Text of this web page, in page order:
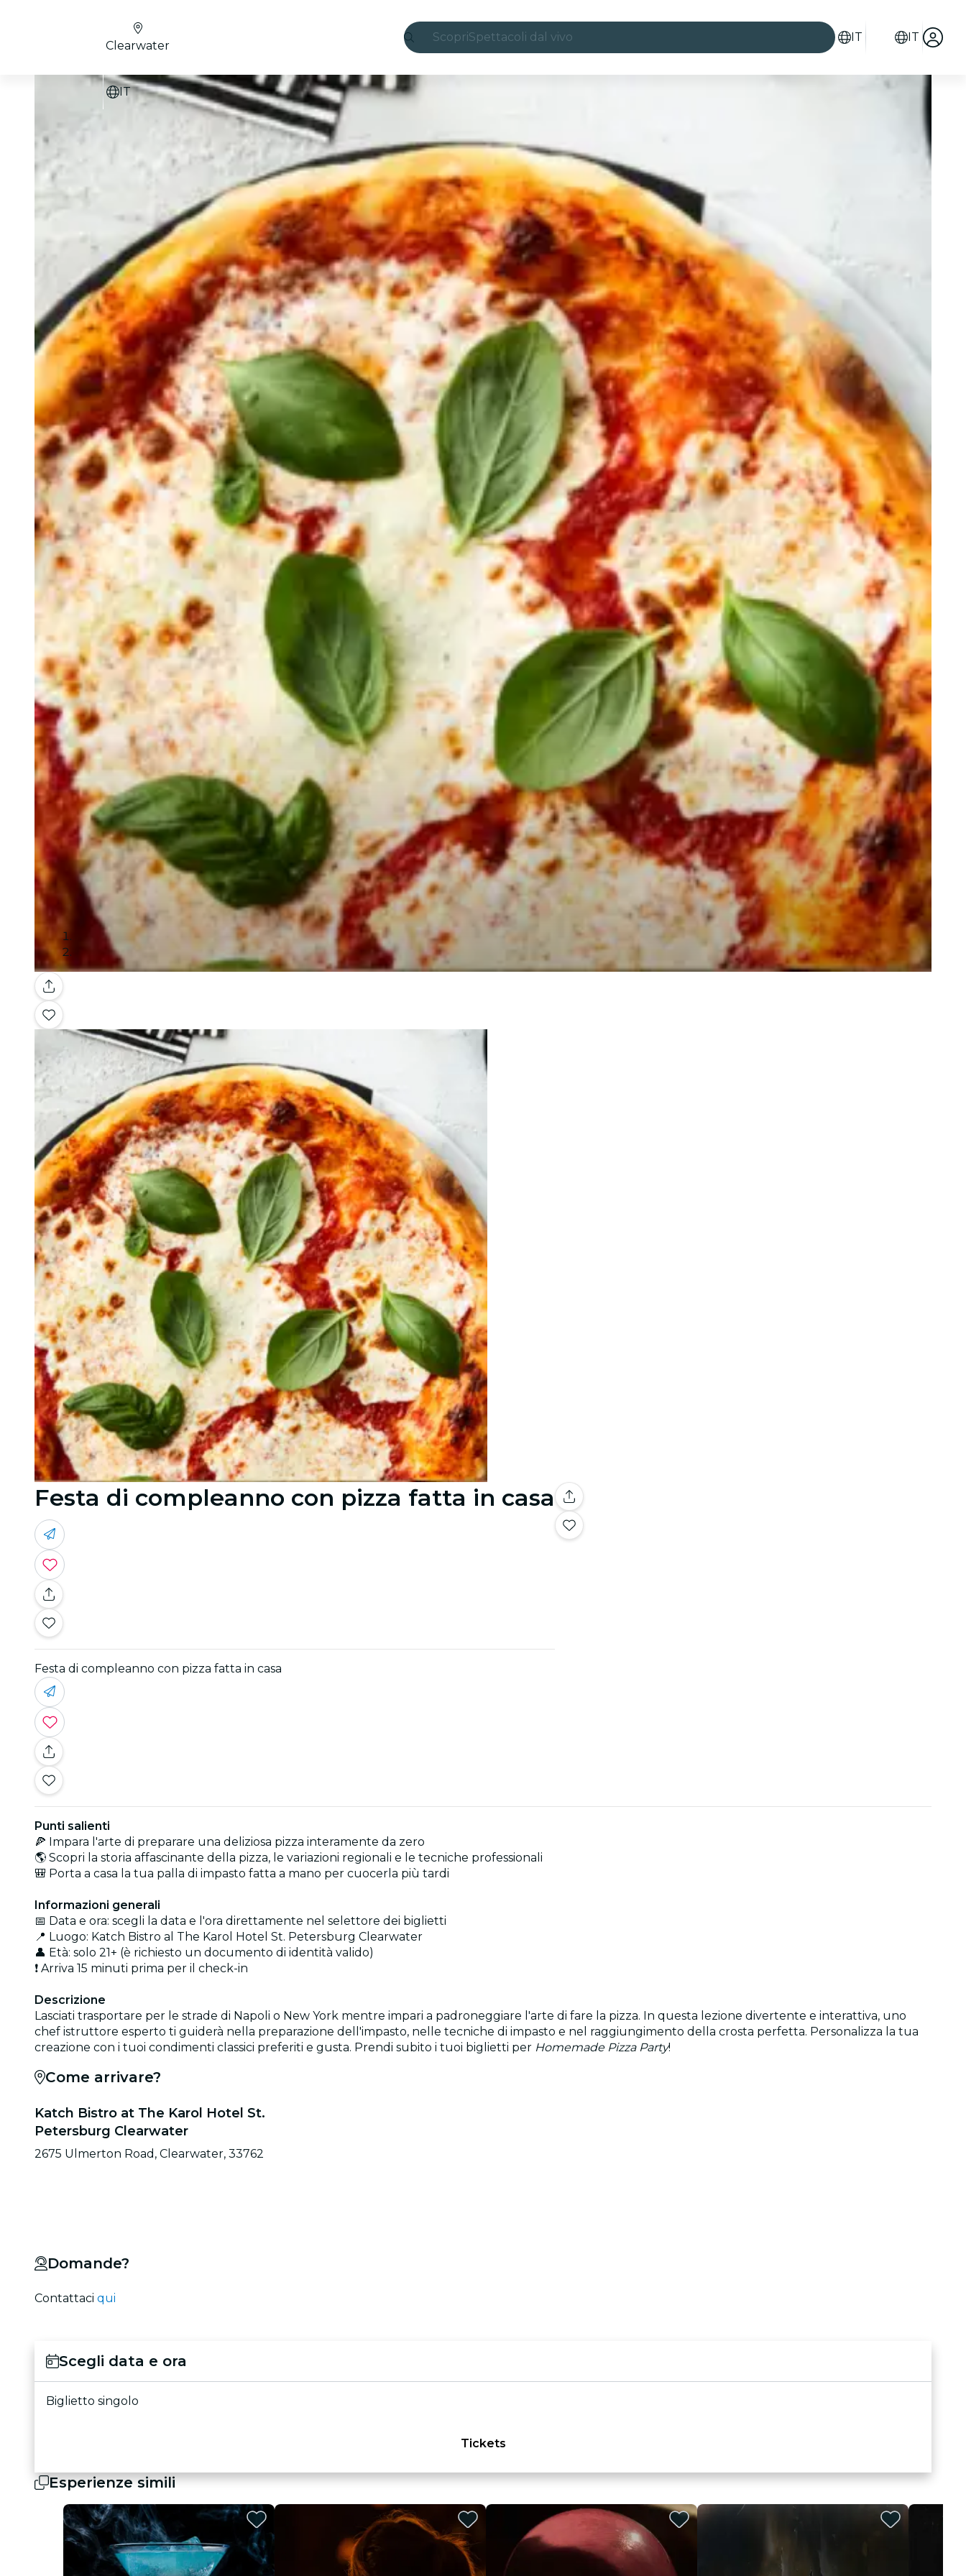
ScopriSpettacoli dal vivo
Esperienze e città
San Paolo
Mostre
Seoul
Tour città
Concerti
Ristoranti
Cinema
IT IT
Clearwater
IT
Galleria
Festa di compleanno con pizza fatta in casa
Festa di compleanno con pizza fatta in casa
Punti salienti
🍕 Impara l'arte di preparare una deliziosa pizza interamente da zero
🌎 Scopri la storia affascinante della pizza, le variazioni regionali e le tecniche professionali
🎒 Porta a casa la tua palla di impasto fatta a mano per cuocerla più tardi
Informazioni generali
📅 Data e ora: scegli la data e l'ora direttamente nel selettore dei biglietti
📍 Luogo: Katch Bistro al The Karol Hotel St. Petersburg Clearwater
👤 Età: solo 21+ (è richiesto un documento di identità valido)
❗ Arriva 15 minuti prima per il check-in
Descrizione
Lasciati trasportare per le strade di Napoli o New York mentre impari a padroneggiare l'arte di fare la pizza. In questa lezione divertente e interattiva, uno
chef istruttore esperto ti guiderà nella preparazione dell'impasto, nelle tecniche di impasto e nel raggiungimento della crosta perfetta. Personalizza la tua
creazione con i tuoi condimenti classici preferiti e gusta. Prendi subito i tuoi biglietti per Homemade Pizza Party!
Come arrivare?
Katch Bistro at The Karol Hotel St.
Petersburg Clearwater
2675 Ulmerton Road, Clearwater, 33762
Domande?
Contattaci qui
Scegli data e ora
Biglietto singolo
Tickets
Esperienze simili